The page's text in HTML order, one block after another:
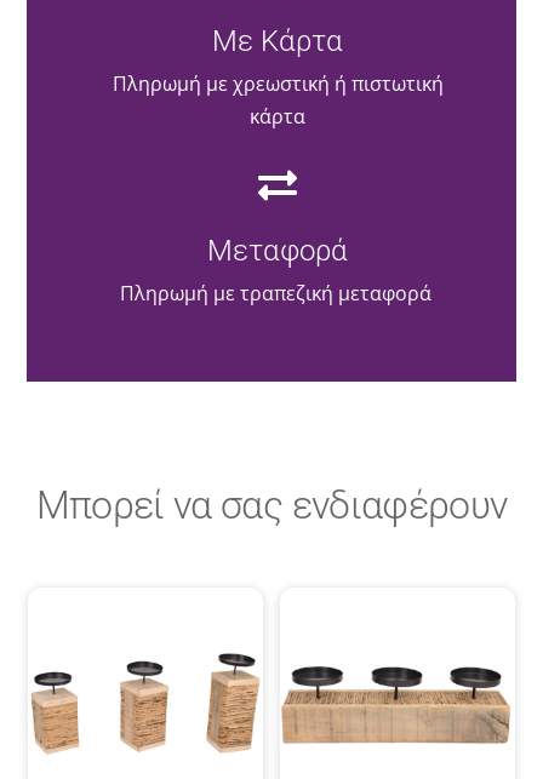
Με Κάρτα
Πληρωμή με χρεωστική ή πιστωτική
κάρτα
Μεταφορά
Πληρωμή με τραπεζική μεταφορά
Μπορεί να σας ενδιαφέρουν